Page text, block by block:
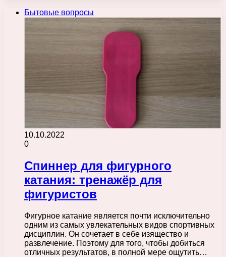
Бытовые вопросы
10.10.2022
0
Спиннер для фигурного
катания: тренажёр для
фигуристов
Фигурное катание является почти исключительно
одним из самых увлекательных видов спортивных
дисциплин. Он сочетает в себе изящество и
развлечение. Поэтому для того, чтобы добиться
отличных результатов, в полной мере ощутить…